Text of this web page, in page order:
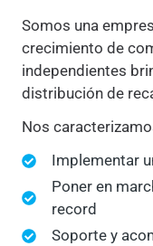
Somos una
crecimiento de
independientes
distribución de
Nos
Implementar
Poner en
record
Soporte y